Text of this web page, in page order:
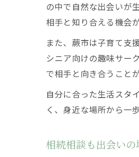
の中で自然な出会いが
相手と知り合える機会
また、蕨市は子育て支
シニア向けの趣味サー
で相手と向き合うこと
自分に合った生活スタ
く、身近な場所から一
相続相談も出会い